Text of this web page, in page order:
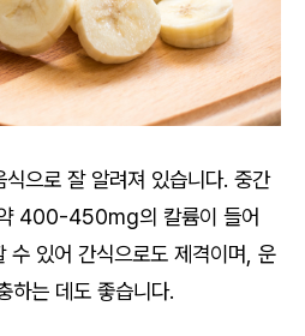
으로 잘 알려져 있습니다. 중간
400-450mg의 칼륨이 들어
수 있어 간식으로도 제격이며, 운
하는 데도 좋습니다.